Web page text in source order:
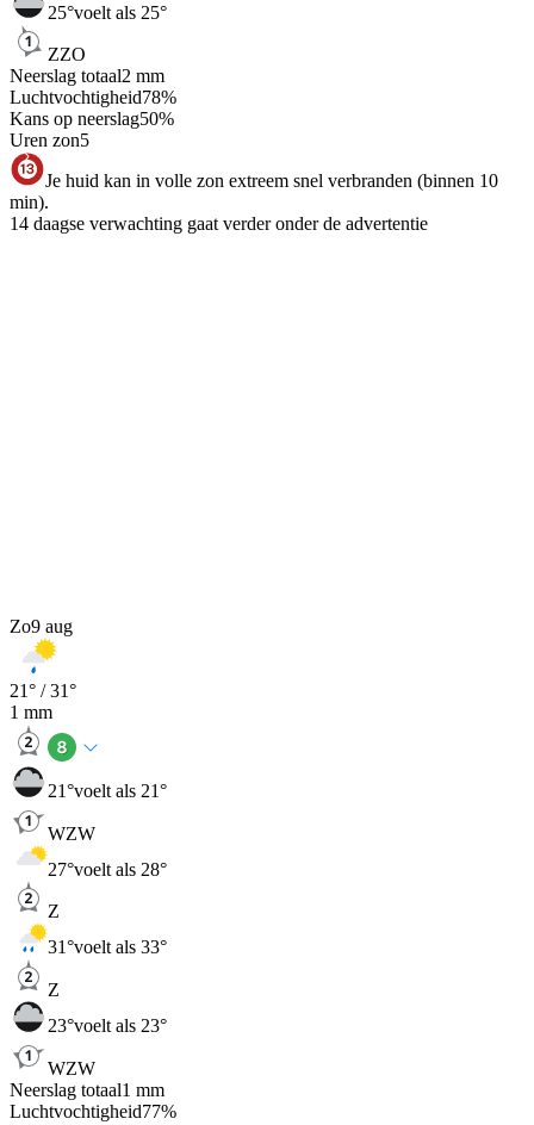
25°voelt als 25°
ZZO
Neerslag totaal2 mm
Luchtvochtigheid78%
Kans op neerslag50%
Uren zon5
Je huid kan in volle zon extreem snel verbranden (binnen 10
min).
14 daagse verwachting gaat verder onder de advertentie
Zo9 aug
21° /31°
1 mm
21°voelt als 21°
WZW
27°voelt als 28°
Z
31°voelt als 33°
Z
23°voelt als 23°
WZW
Neerslag totaal1 mm
Luchtvochtigheid77%